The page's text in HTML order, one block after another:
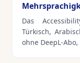
Das
Türkisch,
ohne DeepL-